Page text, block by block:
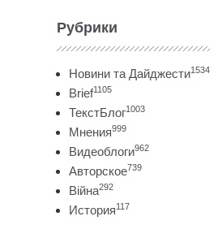
Рубрики
Новини та Дайджести1534
Brief1105
ТекстБлог1003
Мнения999
Видеоблоги962
Авторское739
Війна292
История117